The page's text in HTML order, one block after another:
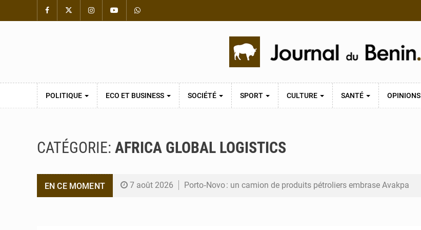
POLITIQUE ECO ET BUSINESS SOCIÉTÉ SPORT CULTURE SANTÉ OPINIONS
CATÉGORIE: AFRICA GLOBAL LOGISTICS
EN CE MOMENT 7 août 2026 Porto‑Novo : un camion de produits pétroliers embrase Avakpa